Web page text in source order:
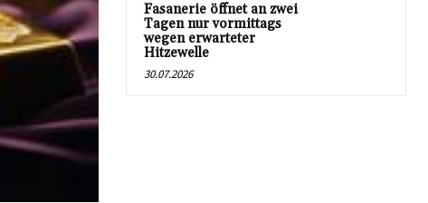
Fasanerie öffnet an zwei
Tagen nur vormittags
wegen erwarteter
Hitzewelle
30.07.2026